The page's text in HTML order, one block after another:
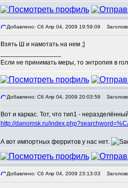
Добавлено: Сб Апр 04, 2009 19:59:09
Взять Ш и намотать на нем ;]
Если не принимать меры, то энтропия в
Добавлено: Сб Апр 04, 2009 20:03:59
Вот и каркас. Тот, что тип1 -
http://danomsk.ru/
А вот импортных ферритов у нас нет.
Добавлено: Сб Апр 04, 2009 23:13:03